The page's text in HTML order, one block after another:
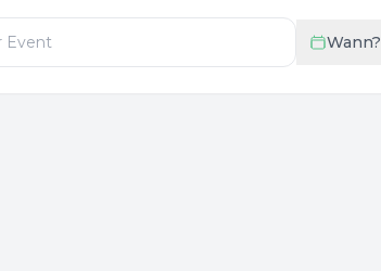
Wann?